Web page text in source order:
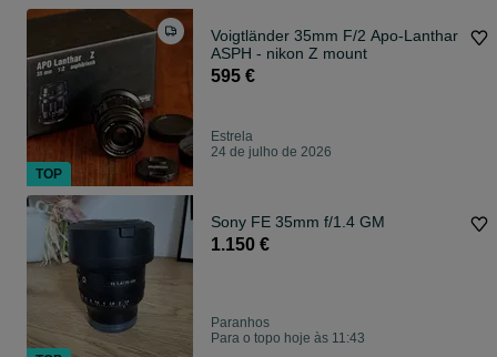
Voigtländer 35mm F/2 Apo-Lanthar
ASPH - nikon Z mount
595 €
Estrela
24 de julho de 2026
Sony FE 35mm f/1.4 GM
1.150 €
Paranhos
Para o topo hoje às 11:43
TOP